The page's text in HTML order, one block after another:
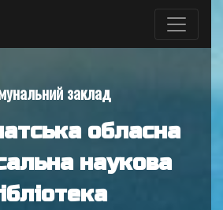
заклад
обласна
наукова